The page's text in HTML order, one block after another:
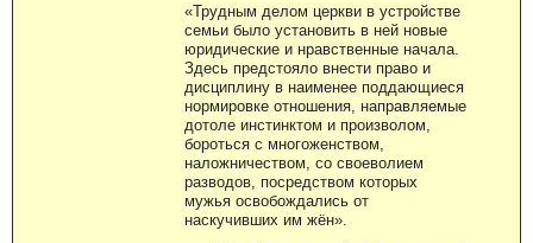
«Трудным делом церкви в устройстве
семьи было установить в ней новые
юридические и нравственные начала.
Здесь предстояло внести право и
дисциплину в наименее поддающиеся
нормировке отношения, направляемые
дотоле инстинктом и произволом,
бороться с многоженством,
наложничеством, со своеволием
разводов, посредством которых
мужья освобождались от
наскучивших им жён».